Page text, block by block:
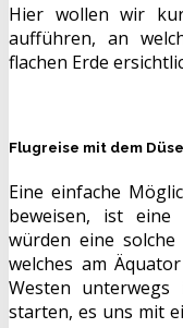
Hier wollen wir
aufführen, an
flachen Erde
Flugreise mit dem
Eine einfache
beweisen, ist eine
würden eine
welches am
Westen
starten, es uns mit